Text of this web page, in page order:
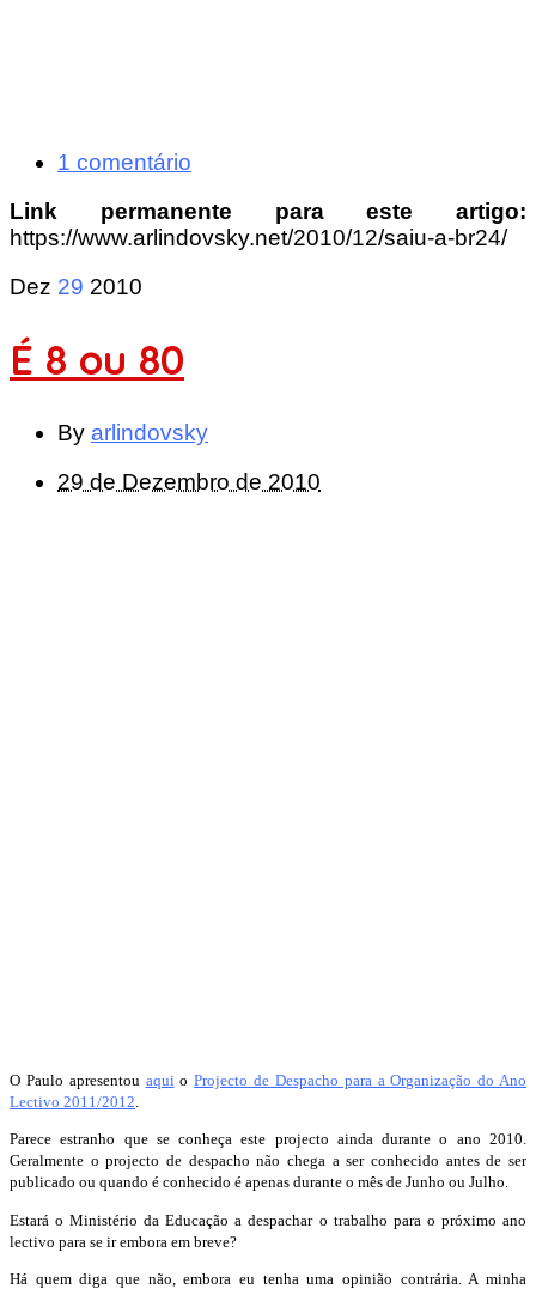
1 comentário
Link permanente para este artigo:
https://www.arlindovsky.net/2010/12/saiu-a-br24/
Dez 29 2010
É 8 ou 80
By arlindovsky
29 de Dezembro de 2010
O Paulo apresentou aqui oProjecto de Despacho para a Organização do Ano
Lectivo 2011/2012
Parece estranho que se conheça este projecto ainda durante o ano 2010.
Geralmente o projecto de despacho não chega a ser conhecido antes de ser
publicado ou quando é conhecido é apenas durante o mês de Junho ou Julho.
Estará o Ministério da Educação a despachar o trabalho para o próximo ano
lectivo para se ir embora em breve?
Há quem diga que não, embora eu tenha uma opinião contrária. A minha